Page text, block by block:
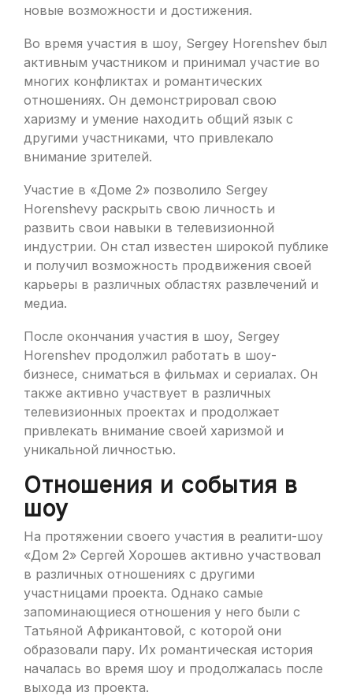
новые возможности и достижения.
Во время участия в шоу, Sergey Horenshev был
активным участником и принимал участие во
многих конфликтах и романтических
отношениях. Он демонстрировал свою
харизму и умение находить общий язык с
другими участниками, что привлекало
внимание зрителей.
Участие в «Доме 2» позволило Sergey
Horenshevу раскрыть свою личность и
развить свои навыки в телевизионной
индустрии. Он стал известен широкой публике
и получил возможность продвижения своей
карьеры в различных областях развлечений и
медиа.
После окончания участия в шоу, Sergey
Horenshev продолжил работать в шоу-
бизнесе, сниматься в фильмах и сериалах. Он
также активно участвует в различных
телевизионных проектах и продолжает
привлекать внимание своей харизмой и
уникальной личностью.
Отношения и события в
шоу
На протяжении своего участия в реалити-шоу
«Дом 2» Сергей Хорошев активно участвовал
в различных отношениях с другими
участницами проекта. Однако самые
запоминающиеся отношения у него были с
Татьяной Африкантовой, с которой они
образовали пару. Их романтическая история
началась во время шоу и продолжалась после
выхода из проекта.